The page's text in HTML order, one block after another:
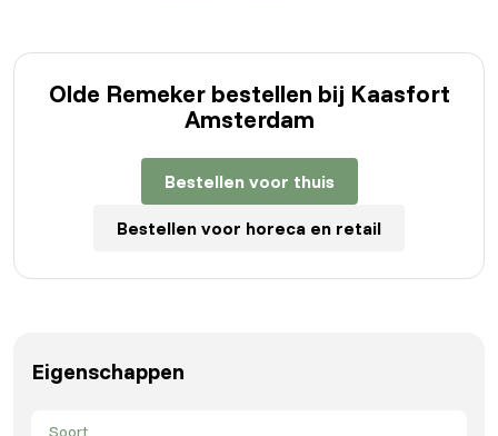
Eigenschappen
Soort
Olde Remeker bestellen bij Kaasfort
Amsterdam
Bestellen voor thuis
Bestellen voor horeca en retail